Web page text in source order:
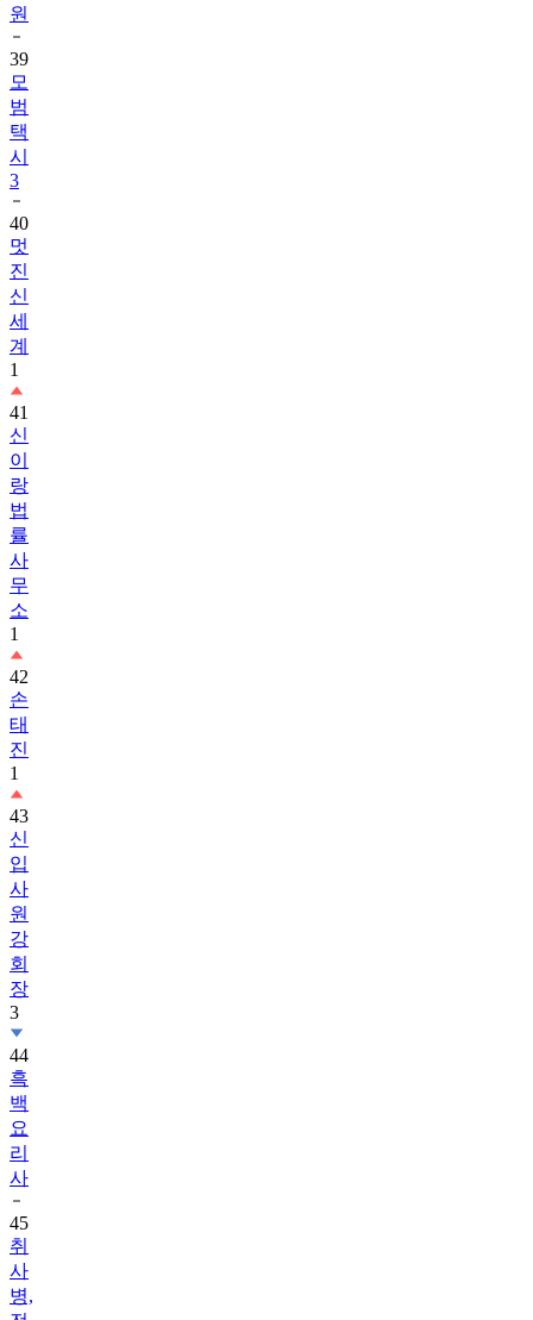
원
39
모
범
택
시
3
40
멋
진
신
세
계
1
41
신
이
랑
법
률
사
무
소
1
42
손
태
진
1
43
신
입
사
원
강
회
장
3
44
흑
백
요
리
사
45
취
사
병,